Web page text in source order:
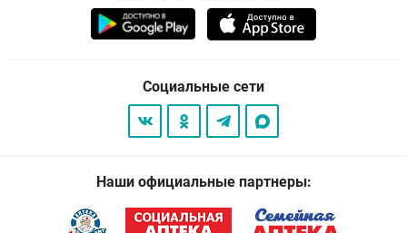
Социальные сети
Наши официальные партнеры: